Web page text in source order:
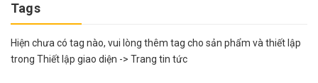
Tags
Hiện chưa có tag nào, vui lòng thêm tag cho sản phẩm và thiết lập
trong Thiết lập giao diện -> Trang tin tức